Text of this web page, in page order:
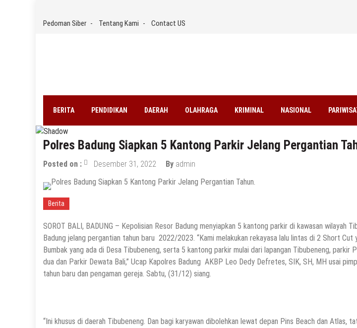
content
Pedoman Siber Tentang Kami Contact US
BERITA PENDIDIKAN DAERAH OLAHRAGA KRIMINAL NASIONAL
Polres Badung Siapkan 5 Kantong Parkir Jelang Pergantian
Posted on : Desember 31, 2022 By admin
Berita
SOROT BALI, BADUNG – Kepolisian Resor Badung menyiapkan 5 kantong parkir di kawasan wilayah
Badung jelang pergantian tahun baru 2022/2023. “Kami melakukan rekayasa lalu lintas di 2 Short Cut
Bumbak yang ada di Desa Tibubeneng, serta 5 kantong parkir mulai dari lapangan Tibubeneng, parkir
dua dan Parkir Dewata Bali,” Ucap Kapolres Badung AKBP Leo Dedy Defretes, SIK, SH, MH usai
tahun baru dan pengaman gereja. Sabtu, (31/12) siang.
“Ini khusus di daerah Tibubeneng. Dan bagi karyawan dibolehkan lewat depan Pins Beach dan Atlas,